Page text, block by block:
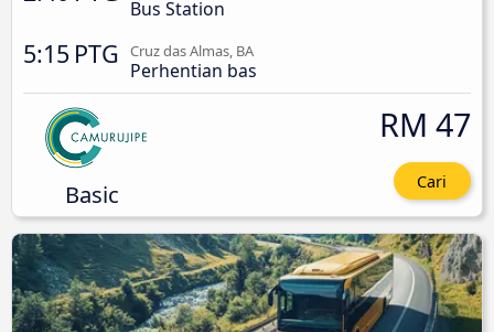
Bus Station
5:15 PTG Cruz das Almas, BA
Perhentian bas
Basic
RM 47
Cari